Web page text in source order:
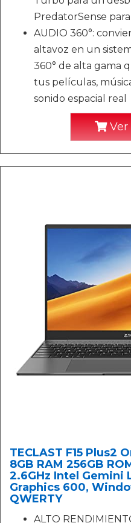
PredatorSense
AUDIO 360°:
altavoz en un
360° de alta gama
tus películas,
sonido espacial real
Ver
TECLAST F15 Plus2
8GB RAM 256GB
2.6GHz Intel Gemini
Graphics 600,
QWERTY
ALTO